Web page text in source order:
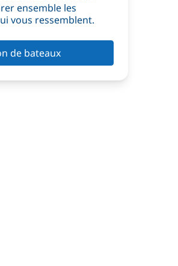
ensemble les
vous ressemblent.
de bateaux